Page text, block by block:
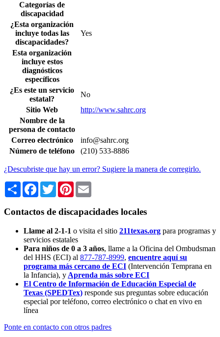
Categorías de
discapacidad
¿Esta organización
incluye todas las
discapacidades?
Yes
Esta organización
incluye estos
diagnósticos
específicos
¿Es este un servicio
estatal?
No
Sitio Web
http://www.sahrc.org
Nombre de la
persona de contacto
Correo electrónico
info@sahrc.org
Número de teléfono
(210) 533-8886
¿Descubriste que hay un error? Sugiere la manera de corregirlo.
Share Facebook
TwitterPinterest
Contactos de discapacidades locales
Llame al 2-1-1 o visita el sitio 211texas.org para programas y
servicios estatales
Para niños de 0 a 3 años, llame a la Oficina del Ombudsman
del HHS (ECI) al 877-787-8999, encuentre aquí su
programa más cercano de ECI (Intervención Temprana en
la Infancia), y Aprenda más sobre ECI
El Centro de Información de Educación Especial de
Texas (SPEDTex) responde sus preguntas sobre educación
especial por teléfono, correo electrónico o chat en vivo en
línea
Ponte en contacto con otros padres